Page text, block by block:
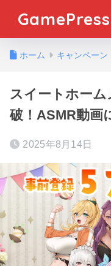
ホーム キャンペーン
スイートホーム
破！ASMR動画
2025年8月14日